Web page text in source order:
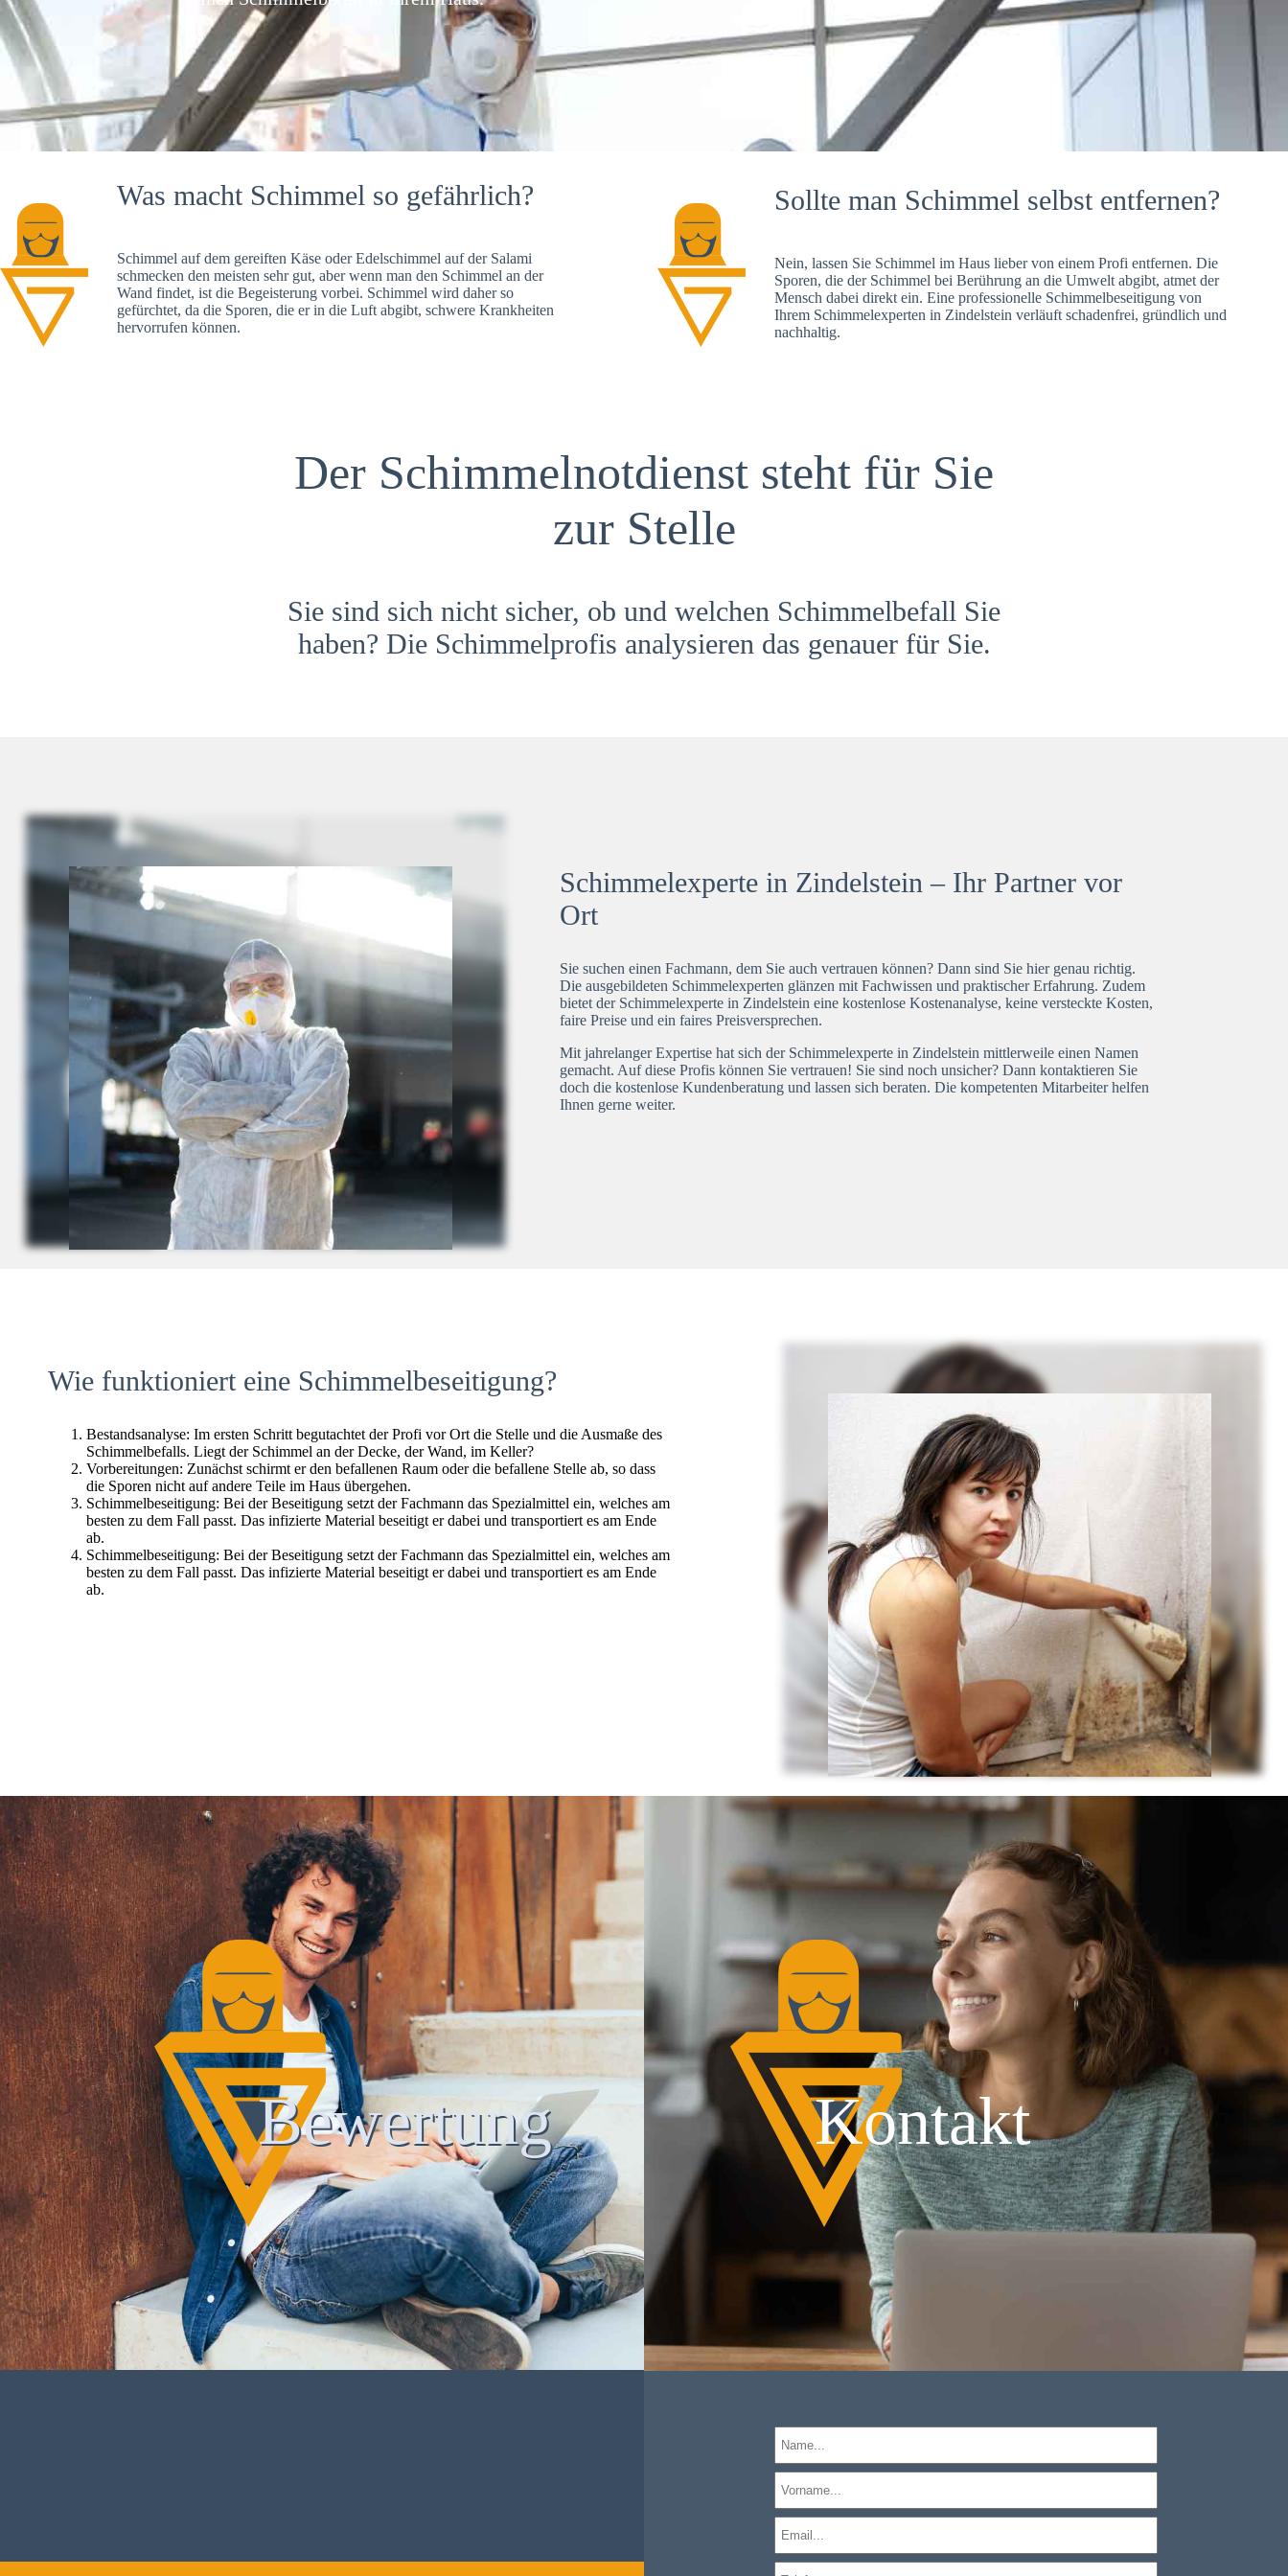
Was macht Schimmel so gefährlich?
Schimmel auf dem gereiften Käse oder Edelschimmel auf der Salami
schmecken den meisten sehr gut, aber wenn man den Schimmel an der
Wand findet, ist die Begeisterung vorbei. Schimmel wird daher so
gefürchtet, da die Sporen, die er in die Luft abgibt, schwere Krankheiten
hervorrufen können.
Sollte man Schimmel selbst entfernen?
Nein, lassen Sie Schimmel im Haus lieber von einem Profi entfernen. Die
Sporen, die der Schimmel bei Berührung an die Umwelt abgibt, atmet der
Mensch dabei direkt ein. Eine professionelle Schimmelbeseitigung von
Ihrem Schimmelexperten in Zindelstein verläuft schadenfrei, gründlich und
nachhaltig.
Der Schimmelnotdienst steht für Sie
zur Stelle
Sie sind sich nicht sicher, ob und welchen Schimmelbefall Sie
haben? Die Schimmelprofis analysieren das genauer für Sie.
Schimmelexperte in Zindelstein – Ihr Partner vor
Ort
Sie suchen einen Fachmann, dem Sie auch vertrauen können? Dann sind Sie hier genau richtig.
Die ausgebildeten Schimmelexperten glänzen mit Fachwissen und praktischer Erfahrung. Zudem
bietet der Schimmelexperte in Zindelstein eine kostenlose Kostenanalyse, keine versteckte Kosten,
faire Preise und ein faires Preisversprechen.
Mit jahrelanger Expertise hat sich der Schimmelexperte in Zindelstein mittlerweile einen Namen
gemacht. Auf diese Profis können Sie vertrauen! Sie sind noch unsicher? Dann kontaktieren Sie
doch die kostenlose Kundenberatung und lassen sich beraten. Die kompetenten Mitarbeiter helfen
Ihnen gerne weiter.
Wie funktioniert eine Schimmelbeseitigung?
Bestandsanalyse: Im ersten Schritt begutachtet der Profi vor Ort die Stelle und die Ausmaße des
Schimmelbefalls. Liegt der Schimmel an der Decke, der Wand, im Keller?
Vorbereitungen: Zunächst schirmt er den befallenen Raum oder die befallene Stelle ab, so dass
die Sporen nicht auf andere Teile im Haus übergehen.
Schimmelbeseitigung: Bei der Beseitigung setzt der Fachmann das Spezialmittel ein, welches am
besten zu dem Fall passt. Das infizierte Material beseitigt er dabei und transportiert es am Ende
ab.
Schimmelbeseitigung: Bei der Beseitigung setzt der Fachmann das Spezialmittel ein, welches am
besten zu dem Fall passt. Das infizierte Material beseitigt er dabei und transportiert es am Ende
ab.
Bewertung Kontakt